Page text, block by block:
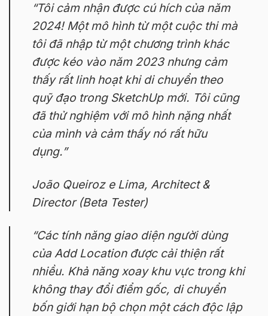
“Tôi cảm nhận được cú hích của năm
2024! Một mô hình từ một cuộc thi mà
tôi đã nhập từ một chương trình khác
được kéo vào năm 2023 nhưng cảm
thấy rất linh hoạt khi di chuyển theo
quỹ đạo trong SketchUp mới. Tôi cũng
đã thử nghiệm với mô hình nặng nhất
của mình và cảm thấy nó rất hữu
dụng.”
João Queiroz e Lima, Architect &
Director (Beta Tester)
“Các tính năng giao diện người dùng
của Add Location được cải thiện rất
nhiều. Khả năng xoay khu vực trong khi
không thay đổi điểm gốc, di chuyển
bốn giới hạn bộ chọn một cách độc lập